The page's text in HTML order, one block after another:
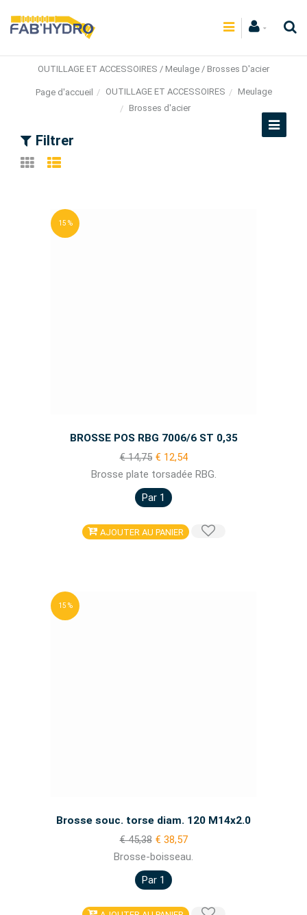
OUTILLAGE ET ACCESSOIRES / Meulage / Brosses D'acier
Page d'accueil OUTILLAGE ET ACCESSOIRES
Meulage
Brosses d'acier
Filtrer
15 %
BROSSE POS RBG 7006/6 ST 0,35
€ 14,75 € 12,54
Brosse plate torsadée RBG.
Par 1
AJOUTER AU PANIER
15 %
Brosse souc. torse diam. 120 M14x2.0
€ 45,38 € 38,57
Brosse-boisseau.
Par 1